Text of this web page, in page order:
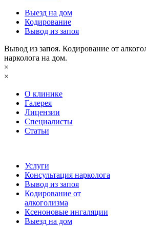
Выезд на дом
Кодирование
Вывод из запоя
Вывод из запоя. Кодирование от
нарколога на дом.
×
×
О клинике
Галерея
Лицензии
Специалисты
Статьи
Услуги
Консультация нарколога
Вывод из запоя
Кодирование от
алкоголизма
Ксеноновые ингаляции
Выезд на дом